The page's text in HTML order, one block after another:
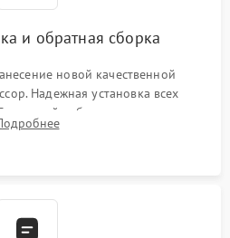
и обратная сборка
новой качественной
Надежная установка всех
кабель-менеджмент для
циркуляции воздуха внутри